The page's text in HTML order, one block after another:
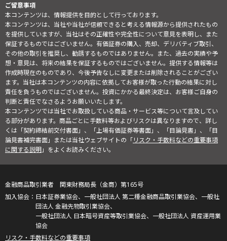
ご留意事項
本コンテンツは、情報提供を目的として行っております。
本コンテンツは、当社や当社が信頼できると考える情報源から提供されたもの
を提供していますが、当社はその正確性や完全性について意見を表明し、また
保証するものではございません。有価証券の購入、売却、デリバティブ取引、
その他の取引を推奨し、勧誘するものではありません。また、過去の実績や予
想・意見は、将来の結果を保証するものではございません。提供する情報等は
作成時現在のものであり、今後予告なしに変更または削除されることがござい
ます。当社は本コンテンツの内容に依拠してお客様が取った行動の結果に対し
責任を負うものではございません。投資にかかる最終決定は、お客様ご自身の
判断と責任でなさるようお願いいたします。
本コンテンツでは当社でお取扱している商品・サービス等について言及してい
る部分があります。商品ごとに手数料等およびリスクは異なりますので、詳し
くは「契約締結前交付書面」、「上場有価証券等書面」、「目論見書」、「目
論見書補完書面」または当社ウェブサイトの「リスク・手数料などの重要事項
に関する説明」をよくお読みください。
金融商品取引業者 関東財務局長（金商）第165号
日本証券業協会、一般社団法人 第二種金融商品取引業協会、一般社
団法人 金融先物取引業協会、
一般社団法人 日本暗号資産等取引業協会、一般社団法人 資産運用業
協会
リスク・手数料などの重要事項